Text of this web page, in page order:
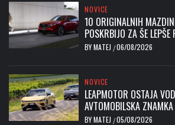
NOVICE
10 ORIGINALNIH
POSKRBIJO ZA ŠE LEPŠE
BYMATEJ /06/08/2026
NOVICE
LEAPMOTOR OSTAJA
AVTOMOBILSKA
BYMATEJ /05/08/2026